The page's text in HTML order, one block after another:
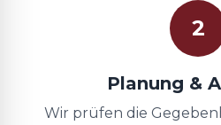
2
Planung &
Wir prüfen die